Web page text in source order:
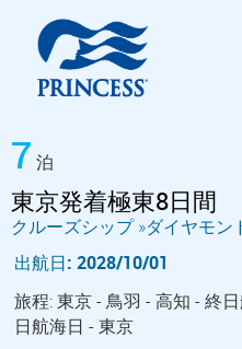
7 泊
東京発着極東8日間
クルーズシップ »ダイヤモン
出航日: 2028/10/01
旅程: 東京 - 鳥羽 - 高知 - 終
日航海日 - 東京